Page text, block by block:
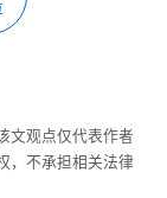
文观点仅代表作者
，不承担相关法律